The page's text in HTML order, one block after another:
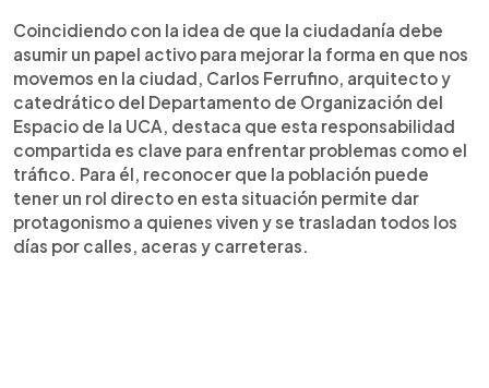
Coincidiendo con la idea de que la ciudadanía debe
asumir un papel activo para mejorar la forma en que nos
movemos en la ciudad, Carlos Ferrufino, arquitecto y
catedrático del Departamento de Organización del
Espacio de la UCA, destaca que esta responsabilidad
compartida es clave para enfrentar problemas como el
tráfico. Para él, reconocer que la población puede
tener un rol directo en esta situación permite dar
protagonismo a quienes viven y se trasladan todos los
días por calles, aceras y carreteras.